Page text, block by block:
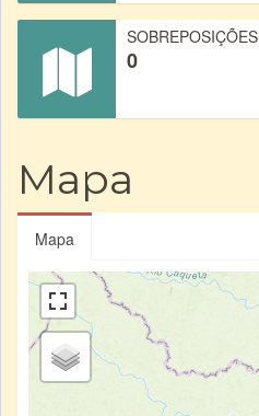
SOBREPOSIÇÕES
0
Mapa
Mapa